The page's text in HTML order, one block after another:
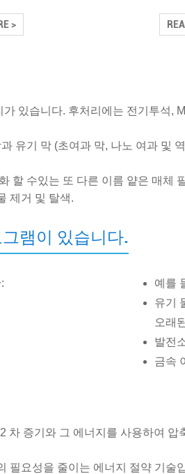
>
있습니다. 후처리에는 전기투석,
유기 막 (초여과 막, 나노 여과 및
할 수있는 또 다른 이름 얕은 매
제거 및 탈색.
램이 있습니다.
예를
유기
오래
발전
금속
차 증기와 그 에너지를 사용하여
필요성을 줄이는 에너지 절약 기술